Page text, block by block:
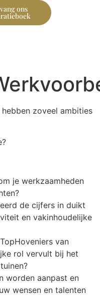
ons
zoveel ambities
je werkzaamheden
de cijfers in duikt
en vakinhoudelijke
van
rol vervult bij het
worden aanpast en
wensen en talenten